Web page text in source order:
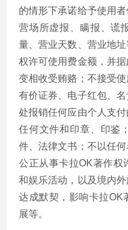
的情形下承诺给予使用
营场所虚报、瞒报、谎
量、营业天数、营业地
权许可使用费金额，并
变相收受贿赂；不接受使
有价证券、电子红包、
处报销任何应由个人支
任何文件和印章、印鉴
件、法律文书；不以任
公正从事卡拉OK著作权
和娱乐活动，以及境内
达成默契，影响卡拉OK
展等。